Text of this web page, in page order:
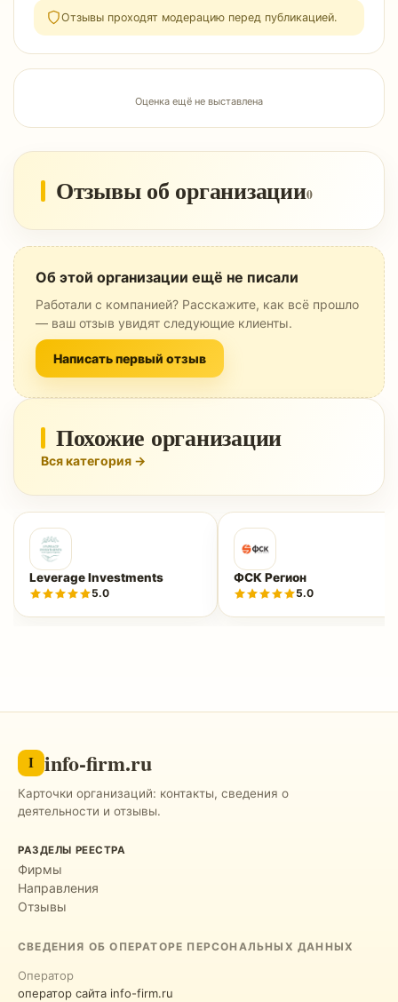
Отзывы проходят модерацию перед публикацией.
Оценка ещё не выставлена
Отзывы об организации0
Об этой организации ещё не писали
Работали с компанией? Расскажите, как всё прошло
— ваш отзыв увидят следующие клиенты.
Написать первый отзыв
Похожие организации
Вся категория →
Leverage Investments
5.0
ФСК Регион
5.0
I info-firm.ru
Карточки организаций: контакты, сведения о
деятельности и отзывы.
РАЗДЕЛЫ РЕЕСТРА
Фирмы
Направления
Отзывы
СВЕДЕНИЯ ОБ ОПЕРАТОРЕ ПЕРСОНАЛЬНЫХ ДАННЫХ
Оператор
оператор сайта info-firm.ru